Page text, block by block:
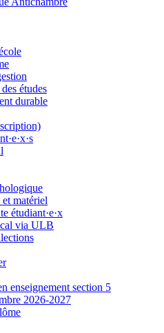
études
durable
matériel
étudiant·e·x
via ULB
enseignement section 5
2026-2027